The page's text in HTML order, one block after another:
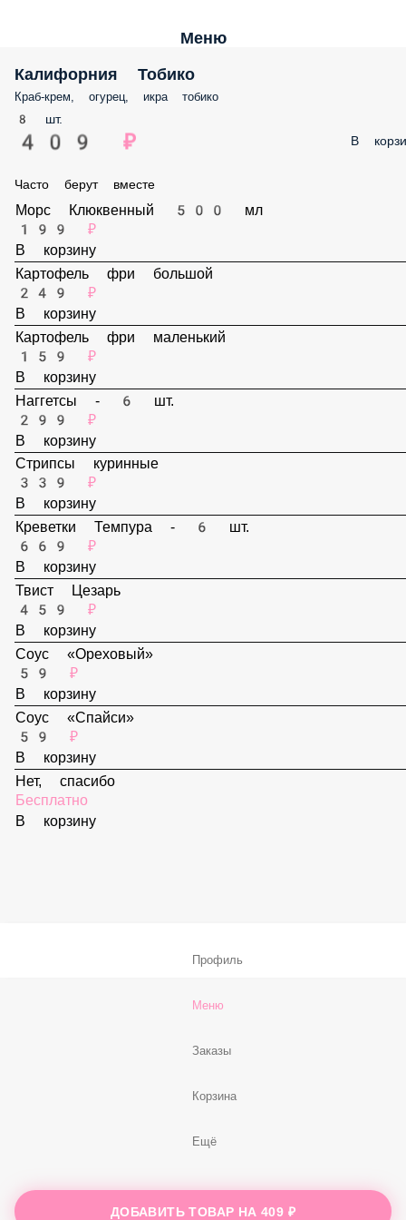
Меню
Калифорния Тобико
Краб-крем, огурец, икра тобико
8 шт.
409 ₽ В
Часто берут вместе
Морс Клюквенный 500 мл
199 ₽
В корзину
Картофель фри большой
249 ₽
В корзину
Картофель фри маленький
159 ₽
В корзину
Наггетсы - 6 шт.
299 ₽
В корзину
Стрипсы куринные
339 ₽
В корзину
Креветки Темпура - 6 шт.
669 ₽
В корзину
Твист Цезарь
459 ₽
В корзину
Соус «Ореховый»
В корзину
ДОБАВИТЬ ТОВАР НА409 ₽
Профиль
Меню